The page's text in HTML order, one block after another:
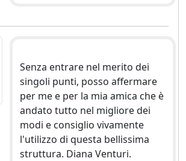
Senza entrare nel merito dei
singoli punti, posso affermare
per me e per la mia amica che è
andato tutto nel migliore dei
modi e consiglio vivamente
l'utilizzo di questa bellissima
struttura. Diana Venturi.